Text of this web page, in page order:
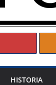
HISTORIA